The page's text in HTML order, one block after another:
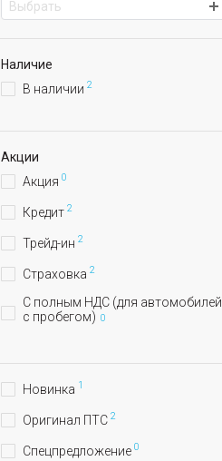
Выбрать
Наличие
В наличии 2
Акции
Акция 0
Кредит 2
Трейд-ин 2
Страховка 2
С полным НДС (для автомобилей
с пробегом) 0
Новинка 1
Оригинал ПТС 2
Спецпредложение 0